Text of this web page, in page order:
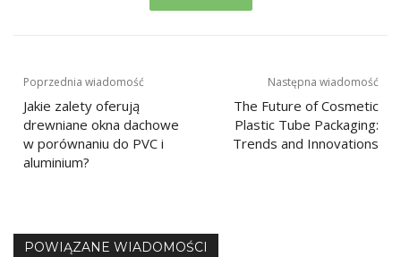
Nawigacja
wpisu
Poprzednia wiadomość
Jakie zalety oferują
drewniane okna dachowe
w porównaniu do PVC i
aluminium?
Następna wiadomość
The Future of Cosmetic
Plastic Tube Packaging:
Trends and Innovations
POWIĄZANE WIADOMOŚCI